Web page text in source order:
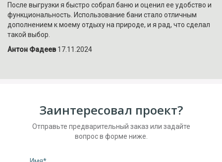
После выгрузки я быстро собрал баню и оценил ее удобство и
функциональность. Использование бани стало отличным
дополнением к моему отдыху на природе, и я рад, что сделал
такой выбор.
Антон Фадеев17.11.2024
Заинтересовал проект?
Отправьте предварительный заказ или задайте
вопрос в форме ниже.